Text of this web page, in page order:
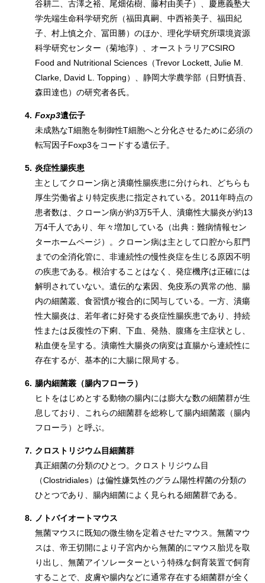
谷耕二、古澤之裕、尾畑佑樹、藤村由美子）、慶應義塾大
学先端生命科学研究所（福田真嗣、中西裕美子、福田紀
子、村上慎之介、冨田勝）のほか、理化学研究所環境資源
科学研究センター（菊地淳）、オーストラリアCSIRO
Food and Nutritional Sciences（Trevor Lockett, Julie M.
Clarke, David L. Topping）、静岡大学農学部（日野慎吾、
森田達也）の研究者各氏。
4. Foxp3遺伝子
未成熟なT細胞を制御性T細胞へと分化させるために必須の
転写因子Foxp3をコードする遺伝子。
5. 炎症性腸疾患
主としてクローン病と潰瘍性腸疾患に分けられ、どちらも
厚生労働省より特定疾患に指定されている。2011年時点の
患者数は、クローン病が約3万5千人、潰瘍性大腸炎が約13
万4千人であり、年々増加している（出典：難病情報セン
ターホームページ）。クローン病は主として口腔から肛門
までの全消化管に、非連続性の慢性炎症を生じる原因不明
の疾患である。根治することはなく、発症機序は正確には
解明されていない。遺伝的な素因、免疫系の異常の他、腸
内の細菌叢、食習慣が複合的に関与している。一方、潰瘍
性大腸炎は、若年者に好発する炎症性腸疾患であり、持続
性または反復性の下痢、下血、発熱、腹痛を主症状とし、
粘血便を呈する。潰瘍性大腸炎の病変は直腸から連続性に
存在するが、基本的に大腸に限局する。
6. 腸内細菌叢（腸内フローラ）
ヒトをはじめとする動物の腸内には膨大な数の細菌群が生
息しており、これらの細菌群を総称して腸内細菌叢（腸内
フローラ）と呼ぶ。
7. クロストリジウム目細菌群
真正細菌の分類のひとつ。クロストリジウム目
（Clostridiales）は偏性嫌気性のグラム陽性桿菌の分類の
ひとつであり、腸内細菌によく見られる細菌群である。
8. ノトバイオートマウス
無菌マウスに既知の微生物を定着させたマウス。無菌マウ
スは、帝王切開により子宮内から無菌的にマウス胎児を取
り出し、無菌アイソレーターという特殊な飼育装置で飼育
することで、皮膚や腸内などに通常存在する細菌群が全く